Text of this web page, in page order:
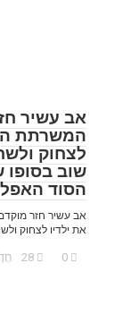
אב עשיר
המשרתת
לצחוק
שוב בסופו
הסוד
אב עשיר חזר
את ילדיו לצחוק